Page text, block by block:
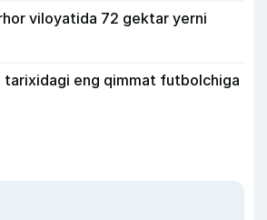
viloyatida 72 gektar yerni
tarixidagi eng qimmat futbolchiga